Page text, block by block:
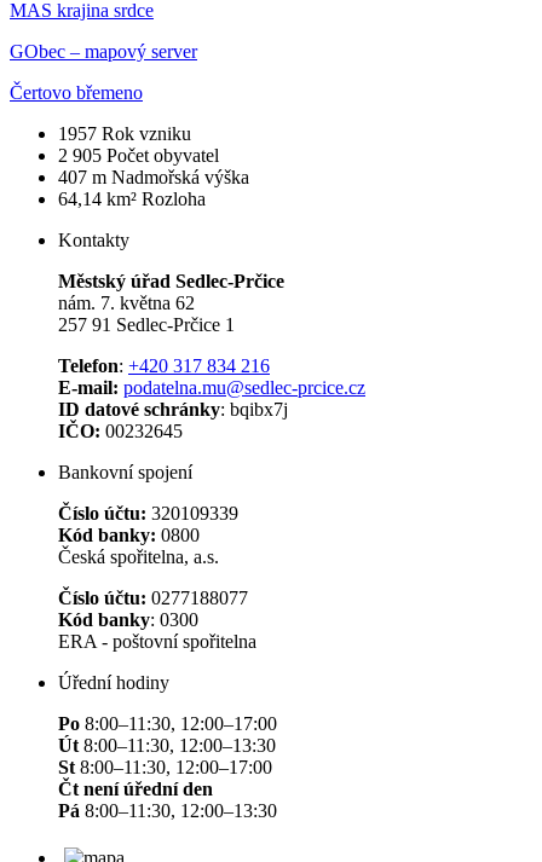
MAS krajina srdce
GObec – mapový server
Čertovo břemeno
1957 Rok vzniku
2 905 Počet obyvatel
407 m Nadmořská výška
64,14 km² Rozloha
Kontakty
Městský úřad Sedlec-Prčice
nám. 7. května 62
257 91 Sedlec-Prčice 1
Telefon: +420 317 834 216
E-mail: podatelna.mu@sedlec-prcice.cz
ID datové schránky: bqibx7j
IČO: 00232645
Bankovní spojení
Číslo účtu: 320109339
Kód banky: 0800
Česká spořitelna, a.s.
Číslo účtu: 0277188077
Kód banky: 0300
ERA - poštovní spořitelna
Úřední hodiny
Po 8:00–11:30, 12:00–17:00
Út 8:00–11:30, 12:00–13:30
St 8:00–11:30, 12:00–17:00
Čt není úřední den
Pá 8:00–11:30, 12:00–13:30